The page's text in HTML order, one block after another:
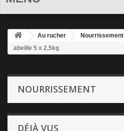
Au rucher Nourrissement
abeille 5 x 2,5kg
NOURRISSEMENT
DÉJÀ VUS